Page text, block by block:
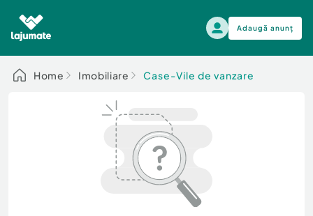
Adaugă anunț
Alege categoria
Auto, moto si ambarcatiuni
Electronice si electrocasnice
Auto, moto si ambarcatiuni
Home Imobiliare Case-Vile de vanzare